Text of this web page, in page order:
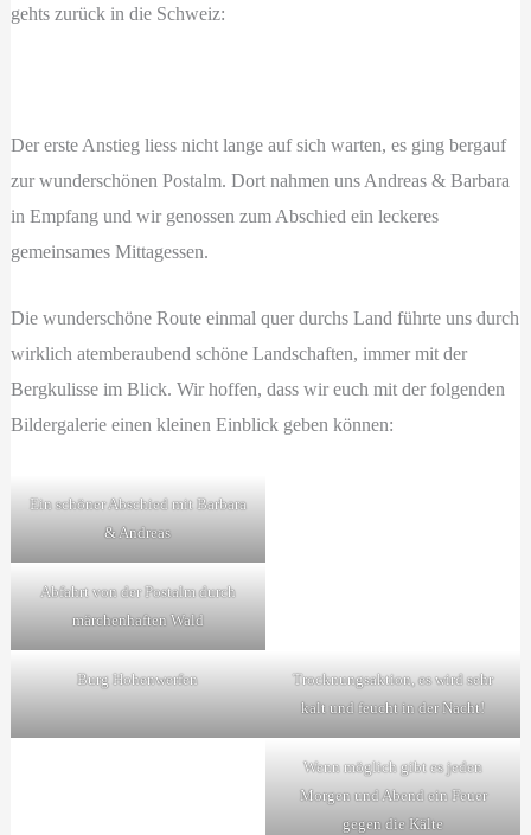
gehts zurück in die Schweiz:
Der erste Anstieg liess nicht lange auf sich warten, es ging bergauf
zur wunderschönen Postalm. Dort nahmen uns Andreas & Barbara
in Empfang und wir genossen zum Abschied ein leckeres
gemeinsames Mittagessen.
Die wunderschöne Route einmal quer durchs Land führte uns durch
wirklich atemberaubend schöne Landschaften, immer mit der
Bergkulisse im Blick. Wir hoffen, dass wir euch mit der folgenden
Bildergalerie einen kleinen Einblick geben können:
Ein schöner Abschied mit Barbara
& Andreas
Abfahrt von der Postalm durch
märchenhaften Wald
Burg Hohenwerfen
Trocknungsaktion, es wird sehr
kalt und feucht in der Nacht!
Wenn möglich gibt es jeden
Morgen und Abend ein Feuer
gegen die Kälte